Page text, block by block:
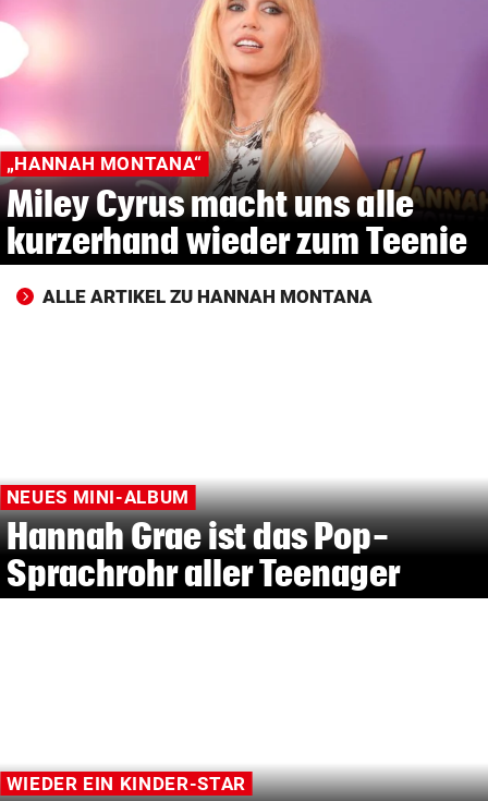
© Krone Multimedia GmbH & Co KG 2026
Muthgasse 2, 1190 Wien
„HANNAH MONTANA“
Miley Cyrus macht uns alle
kurzerhand wieder zum Teenie
ALLE ARTIKEL ZU HANNAH MONTANA
NEUES MINI-ALBUM
Hannah Grae ist das Pop-
Sprachrohr aller Teenager
WIEDER EIN KINDER-STAR